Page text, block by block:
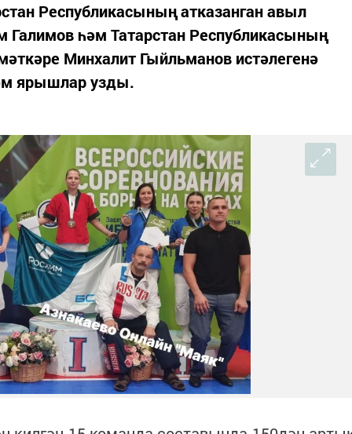
Республикасының атказанган авыл
һәм Татарстан Республикасының
Минхалит Гыйльманов истәлегенә
ярышлар узды.